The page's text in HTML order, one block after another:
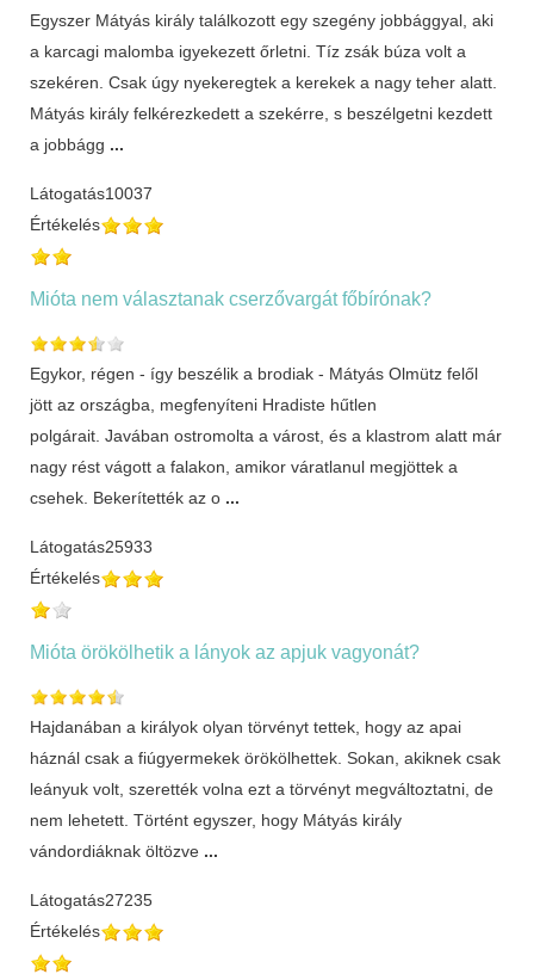
Egyszer Mátyás király találkozott egy szegény jobbággyal, aki
a karcagi malomba igyekezett őrletni. Tíz zsák búza volt a
szekéren. Csak úgy nyekeregtek a kerekek a nagy teher alatt.
Mátyás király felkérezkedett a szekérre, s beszélgetni kezdett
a jobbágg ...
Látogatás10037
Értékelés
Mióta nem választanak cserzővargát főbírónak?
Egykor, régen - így beszélik a brodiak - Mátyás Olmütz felől
jött az országba, megfenyíteni Hradiste hűtlen
polgárait. Javában ostromolta a várost, és a klastrom alatt már
nagy rést vágott a falakon, amikor váratlanul megjöttek a
csehek. Bekerítették az o ...
Látogatás25933
Értékelés
Mióta örökölhetik a lányok az apjuk vagyonát?
Hajdanában a királyok olyan törvényt tettek, hogy az apai
háznál csak a fiúgyermekek örökölhettek. Sokan, akiknek csak
leányuk volt, szerették volna ezt a törvényt megváltoztatni, de
nem lehetett. Történt egyszer, hogy Mátyás király
vándordiáknak öltözve ...
Látogatás27235
Értékelés